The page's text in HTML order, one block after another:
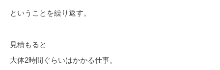
ということを繰り返す。
見積もると
大体2時間ぐらいはかかる仕事。